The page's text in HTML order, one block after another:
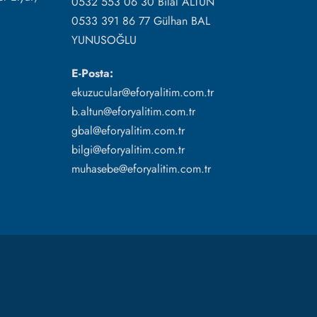
0533 391 86 77 Gülhan BAL
YUNUSOĞLU
E-Posta:
ekuzucular@eforyalitim.com.tr
b.altun@eforyalitim.com.tr
gbal@eforyalitim.com.tr
bilgi@eforyalitim.com.tr
muhasebe@eforyalitim.com.tr